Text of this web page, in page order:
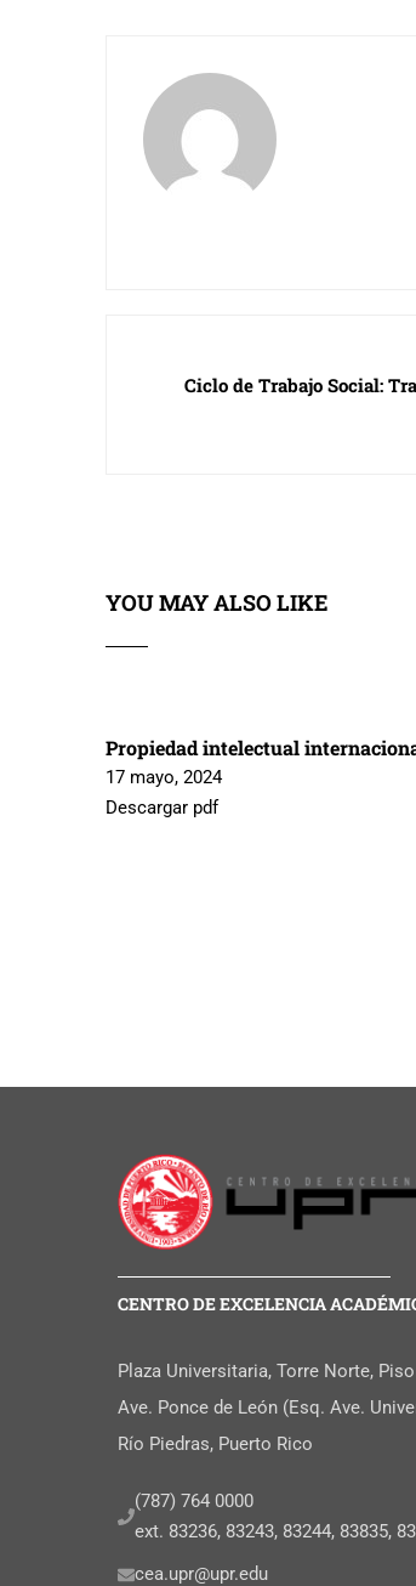
Ciclo de Trabajo Social:
YOU MAY ALSO LIKE
Propiedad intelectual
17 mayo, 2024
Descargar pdf
CENTRO DE EXCELENCIA
Plaza Universitaria, Torre Norte,
Ave. Ponce de León (Esq. Ave.
Río Piedras, Puerto Rico
(787) 764 0000
ext. 83236, 83243, 83244, 83835,
cea.upr@upr.edu